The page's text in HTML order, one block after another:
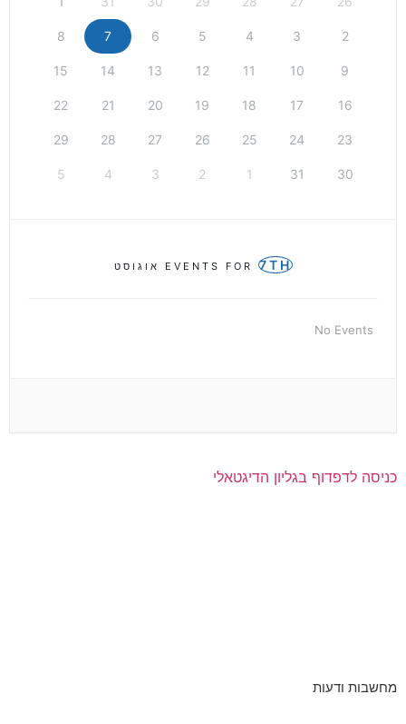
2
3
4
5
6
7
8
9
10
11
12
13
14
15
16
17
18
19
20
21
22
23
24
25
26
27
28
29
30
31
1
2
3
4
5
EVENTS FOR 7TH אוגוסט
No Events
כניסה לדפדוף בגליון הדיגטאלי
מחשבות ודעות